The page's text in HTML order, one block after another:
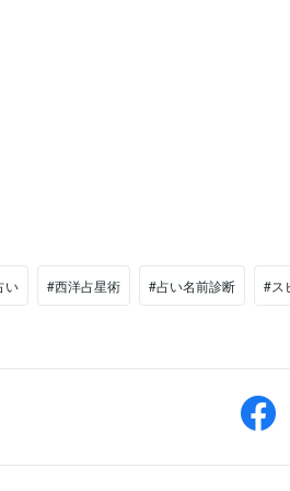
い #西洋占星術 #占い名前診断 #ス